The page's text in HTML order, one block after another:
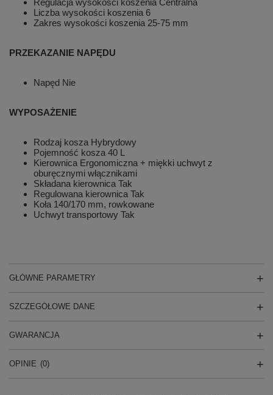
Regulacja wysokości koszenia Centralna
Liczba wysokości koszenia 6
Zakres wysokości koszenia 25-75 mm
PRZEKAZANIE NAPĘDU
Napęd Nie
WYPOSAŻENIE
Rodzaj kosza Hybrydowy
Pojemność kosza 40 L
Kierownica Ergonomiczna + miękki uchwyt z
oburęcznymi włącznikami
Składana kierownica Tak
Regulowana kierownica Tak
Koła 140/170 mm, rowkowane
Uchwyt transportowy Tak
GŁÓWNE PARAMETRY
SZCZEGÓŁOWE DANE
GWARANCJA
OPINIE (0)